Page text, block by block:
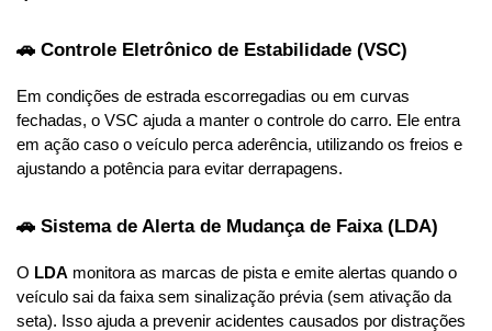
🚗 Controle Eletrônico de Estabilidade (VSC)
Em condições de estrada escorregadias ou em curvas
fechadas, o VSC ajuda a manter o controle do carro. Ele entra
em ação caso o veículo perca aderência, utilizando os freios e
ajustando a potência para evitar derrapagens.
🚗 Sistema de Alerta de Mudança de Faixa (LDA)
O LDA monitora as marcas de pista e emite alertas quando o
veículo sai da faixa sem sinalização prévia (sem ativação da
seta). Isso ajuda a prevenir acidentes causados por distrações